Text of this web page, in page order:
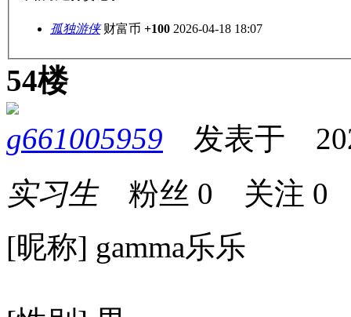
孤独游侠 财富币 +100 2026-04-18 18:07
54楼
g661005959 发表于
实习生粉丝 0 关注 0
[昵称] gamma乐乐